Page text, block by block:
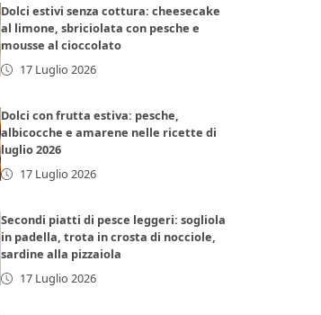
Dolci estivi senza cottura: cheesecake
al limone, sbriciolata con pesche e
mousse al cioccolato
17 Luglio 2026
Dolci con frutta estiva: pesche,
albicocche e amarene nelle ricette di
luglio 2026
17 Luglio 2026
Secondi piatti di pesce leggeri: sogliola
in padella, trota in crosta di nocciole,
sardine alla pizzaiola
17 Luglio 2026